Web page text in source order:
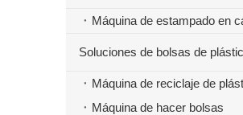
Soluciones de bolsas de
Máquina de reciclaje de
Máquina de hacer bolsas